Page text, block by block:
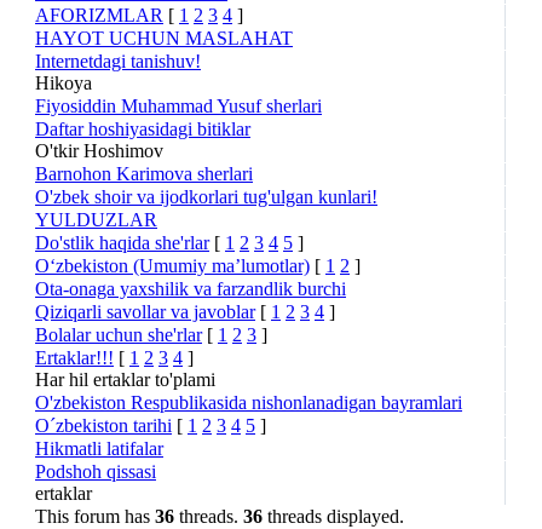
AFORIZMLAR [ 1 2 3 4 ]
HAYOT UCHUN MASLAHAT
Internetdagi tanishuv!
Hikoya
Fiyosiddin Muhammad Yusuf sherlari
Daftar hoshiyasidagi bitiklar
O'tkir Hoshimov
Barnohon Karimova sherlari
O'zbek shoir va ijodkorlari tug'ulgan kunlari!
YULDUZLAR
Do'stlik haqida she'rlar [ 1 2 3 4 5 ]
O‘zbekiston (Umumiy ma’lumotlar) [ 1 2 ]
Ota-onaga yaxshilik va farzandlik burchi
Qiziqarli savollar va javoblar [ 1 2 3 4 ]
Bolalar uchun she'rlar [ 1 2 3 ]
Ertaklar!!! [ 1 2 3 4 ]
Har hil ertaklar to'plami
O'zbekiston Respublikasida nishonlanadigan bayramlari
O´zbekiston tarihi [ 1 2 3 4 5 ]
Hikmatli latifalar
Podshoh qissasi
ertaklar
This forum has 36 threads. 36 threads displayed.